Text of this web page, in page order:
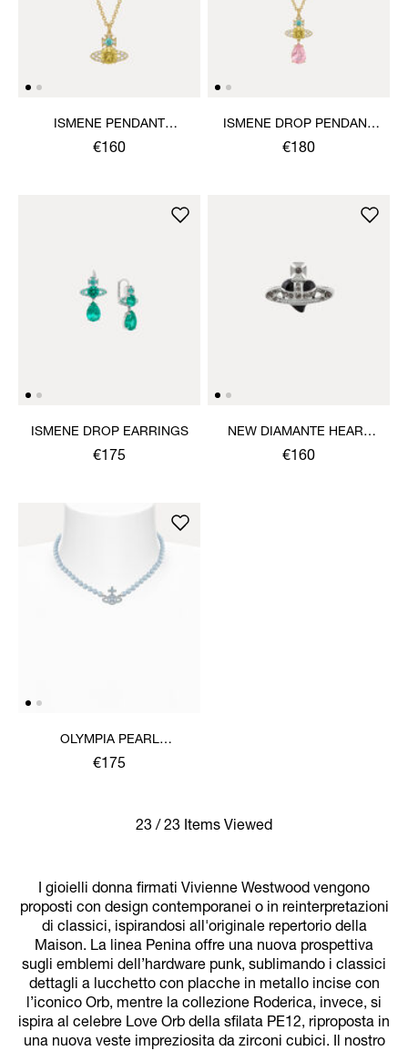
ISMENE PENDANT
NECKLACE
€160
ISMENE DROP PENDANT
NECKLACE
€180
ISMENE DROP EARRINGS
€175
NEW DIAMANTE HEART
RING
€160
OLYMPIA PEARL
NECKLACE
€175
23 / 23 Items Viewed
I gioielli donna firmati Vivienne Westwood vengono
proposti con design contemporanei o in reinterpretazioni
di classici, ispirandosi all'originale repertorio della
Maison. La linea Penina offre una nuova prospettiva
sugli emblemi dell’hardware punk, sublimando i classici
dettagli a lucchetto con placche in metallo incise con
l’iconico Orb, mentre la collezione Roderica, invece, si
ispira al celebre Love Orb della sfilata PE12, riproposta in
una nuova veste impreziosita da zirconi cubici. Il nostro